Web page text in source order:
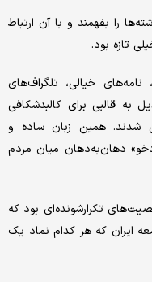
را بفهمند و با آن ارتباط
تازه بود.
نامه‌های خیالی، تلگراف‌های
قالبی برای کالبدشکافی
شدند. همین زبان ساده و
دهان‌به‌دهان میان مردم
تکرارشونده‌ای بود که
ایران که هر کدام نماد یک